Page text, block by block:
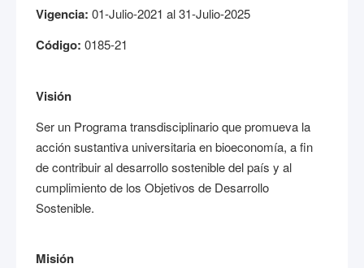
Vigencia: 01-Julio-2021 al 31-Julio-2025
Código: 0185-21
Visión
Ser un Programa transdisciplinario que promueva la
acción sustantiva universitaria en bioeconomía, a fin
de contribuir al desarrollo sostenible del país y al
cumplimiento de los Objetivos de Desarrollo
Sostenible.
Misión